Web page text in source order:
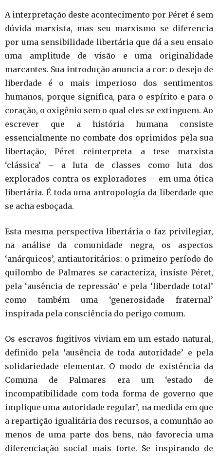
A interpretação deste acontecimento por Péret é sem
dúvida marxista, mas seu marxismo se diferencia
por uma sensibilidade libertária que dá a seu ensaio
uma amplitude de visão e uma originalidade
marcantes. Sua introdução anuncia a cor: o desejo de
liberdade é o mais imperioso dos sentimentos
humanos, porque significa, para o espírito e para o
coração, o oxigênio sem o qual eles se extinguem. Ao
escrever que a história humana consiste
essencialmente no combate dos oprimidos pela sua
libertação, Péret reinterpreta a tese marxista
‘clássica’ – a luta de classes como luta dos
explorados contra os exploradores – em uma ótica
libertária. É toda uma antropologia da liberdade que
se acha esboçada.
Esta mesma perspectiva libertária o faz privilegiar,
na análise da comunidade negra, os aspectos
‘anárquicos’, antiautoritários: o primeiro período do
quilombo de Palmares se caracteriza, insiste Péret,
pela ‘ausência de repressão’ e pela ‘liberdade total’
como também uma ‘generosidade fraternal’
inspirada pela consciência do perigo comum.
Os escravos fugitivos viviam em um estado natural,
definido pela ‘ausência de toda autoridade’ e pela
solidariedade elementar. O modo de existência da
Comuna de Palmares era um ‘estado de
incompatibilidade com toda forma de governo que
implique uma autoridade regular’, na medida em que
a repartição igualitária dos recursos, a comunhão ao
menos de uma parte dos bens, não favorecia uma
diferenciação social mais forte. Se inspirando de